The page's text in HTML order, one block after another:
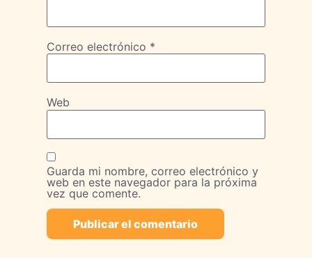
Correo electrónico *
Web
Guarda mi nombre, correo electrónico y
web en este navegador para la próxima
vez que comente.